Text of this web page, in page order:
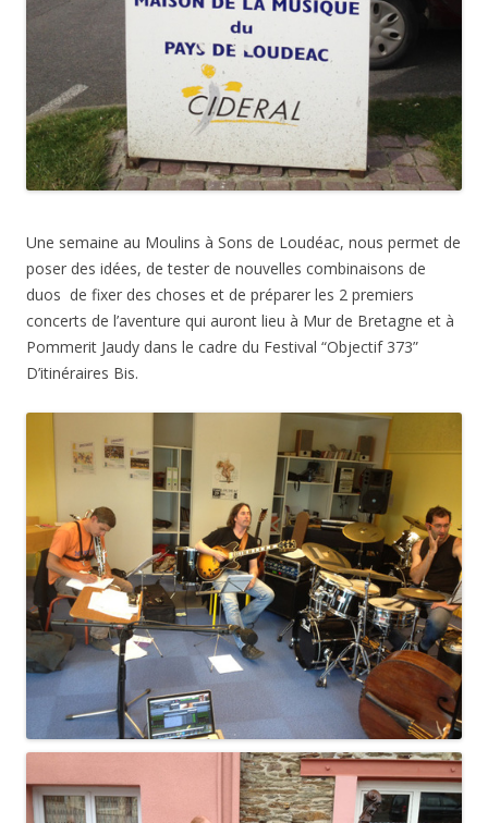
Une semaine au Moulins à Sons de Loudéac, nous permet de
poser des idées, de tester de nouvelles combinaisons de
duos de fixer des choses et de préparer les 2 premiers
concerts de l’aventure qui auront lieu à Mur de Bretagne et à
Pommerit Jaudy dans le cadre du Festival “Objectif 373”
D’itinéraires Bis.